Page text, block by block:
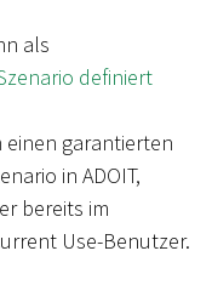
als
definiert
einen garantierten
in ADOIT,
bereits im
Use-Benutzer.